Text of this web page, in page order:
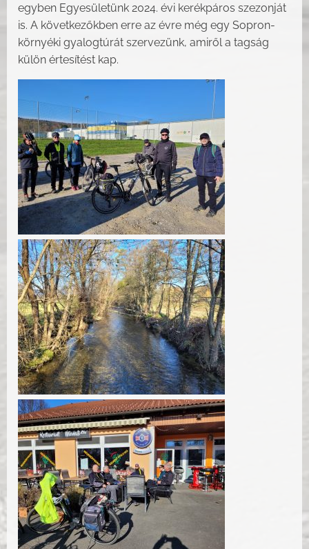
egyben Egyesületünk 2024. évi kerékpáros szezonját
is. A következőkben erre az évre még egy Sopron-
környéki gyalogtúrát szervezünk, amiről a tagság
külön értesítést kap.